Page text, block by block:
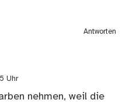
Antworten
Uhr
nehmen, weil die